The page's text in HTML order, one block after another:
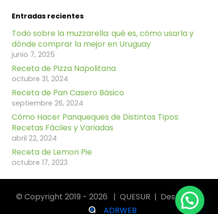
Entradas recientes
Todo sobre la muzzarella: qué es, cómo usarla y
dónde comprar la mejor en Uruguay
junio 7, 2025
Receta de Pizza Napolitana
octubre 31, 2024
Receta de Pan Casero Básico
septiembre 26, 2024
Cómo Hacer Panqueques de Distintos Tipos:
Recetas Fáciles y Variadas
abril 22, 2024
Receta de Lemon Pie
octubre 17, 2023
© Copyright 2019 - 2026 | QUESUR | Desarrollo:
ADRWEB